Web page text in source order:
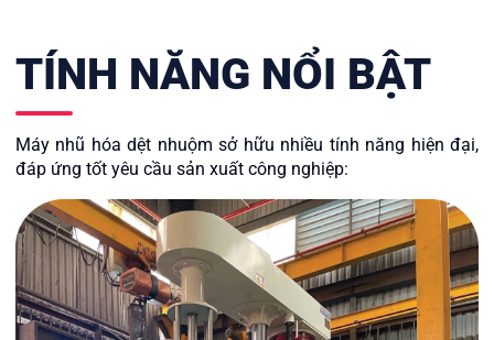
TÍNH NĂNG NỔI BẬT
Máy nhũ hóa dệt nhuộm sở hữu nhiều tính năng hiện đại,
đáp ứng tốt yêu cầu sản xuất công nghiệp: